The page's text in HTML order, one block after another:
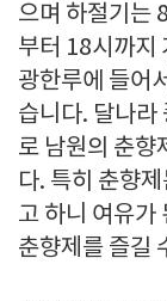
으며 하절기는
부터 18시까지
광한루에 들어
습니다. 달나라
로 남원의 춘향
다. 특히 춘향
고 하니 여유가
춘향제를 즐길